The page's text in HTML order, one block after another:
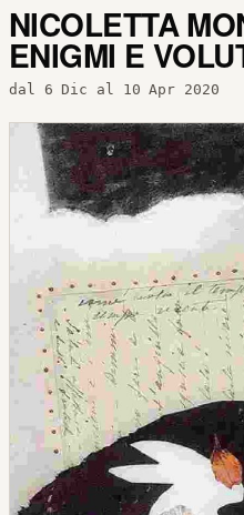
NICOLETTA
ENIGMI E
dal 6 Dic al 10 Apr 2020